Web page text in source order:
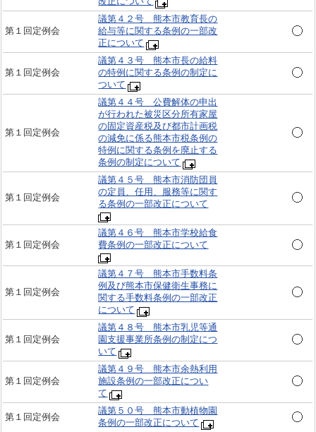
第１回定例会
議第４２号 熊本市教育長の
給与等に関する条例の一部改
正について
第１回定例会
議第４３号 熊本市長の給料
の特例に関する条例の制定に
ついて
第１回定例会
議第４４号 公費解体の申出
が行われた被災区分所有家屋
の固定資産税及び都市計画税
の減免に係る熊本市税条例の
特例に関する条例を廃止する
条例の制定について
第１回定例会
議第４５号 熊本市消防団員
の定員、任用、服務等に関す
る条例の一部改正について
第１回定例会
議第４６号 熊本市学校給食
費条例の一部改正について
第１回定例会
議第４７号 熊本市手数料条
例及び熊本市保健衛生事務に
関する手数料条例の一部改正
について
第１回定例会
議第４８号 熊本市乳児等通
園支援事業所条例の制定につ
いて
第１回定例会
議第４９号 熊本市余熱利用
施設条例の一部改正につい
て
第１回定例会
議第５０号 熊本市動植物園
条例の一部改正について